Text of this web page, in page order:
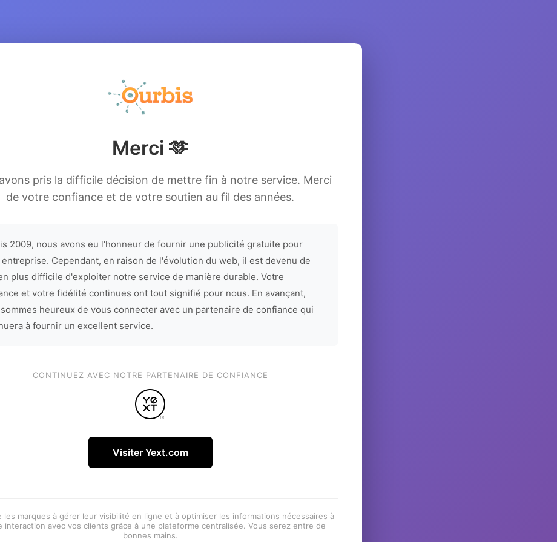
Merci 🫶
pris la difficile décision de mettre fin à notre service. Merci
de votre confiance et de votre soutien au fil des années.
2009, nous avons eu l'honneur de fournir une publicité gratuite pour
Cependant, en raison de l'évolution du web, il est devenu de
plus difficile d'exploiter notre service de manière durable. Votre
et votre fidélité continues ont tout signifié pour nous. En avançant,
heureux de vous connecter avec un partenaire de confiance qui
à fournir un excellent service.
CONTINUEZ AVEC NOTRE PARTENAIRE DE CONFIANCE
Visiter Yext.com
les marques à gérer leur visibilité en ligne et à optimiser les informations nécessaires à
interaction avec vos clients grâce à une plateforme centralisée. Vous serez entre de
bonnes mains.